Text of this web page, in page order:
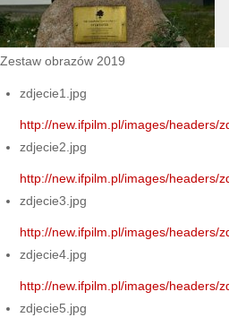
Zestaw obrazów 2019
zdjecie1.jpg
http://new.ifpilm.pl/images/headers/
zdjecie2.jpg
http://new.ifpilm.pl/images/headers/
zdjecie3.jpg
http://new.ifpilm.pl/images/headers/
zdjecie4.jpg
http://new.ifpilm.pl/images/headers/
zdjecie5.jpg